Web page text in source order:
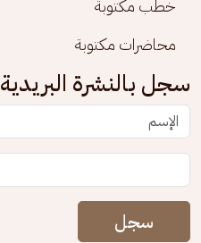
خطب مكتوبة
محاضرات مكتوبة
سجل بالنشرة البريدية
سجل